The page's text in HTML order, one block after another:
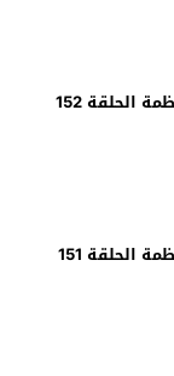
الحلقة 152
الحلقة 151